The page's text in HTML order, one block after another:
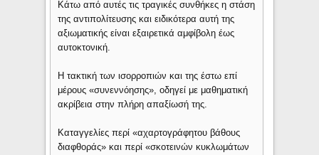
Κάτω από αυτές τις τραγικές συνθήκες η στάση
της αντιπολίτευσης και ειδικότερα αυτή της
αξιωματικής είναι εξαιρετικά αμφίβολη έως
αυτοκτονική.
Η τακτική των ισορροπιών και της έστω επί
μέρους «συνεννόησης», οδηγεί με μαθηματική
ακρίβεια στην πλήρη απαξίωσή της.
Καταγγελίες περί «αχαρτογράφητου βάθους
διαφθοράς» και περί «σκοτεινών κυκλωμάτων